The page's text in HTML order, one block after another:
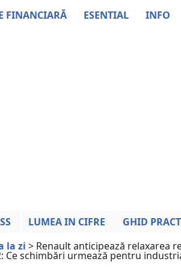
FINANCIARĂ ESENTIAL INFO
LUMEA IN CIFRE GHID
la zi > Renault anticipează relaxarea
Ce schimbări urmează pentru